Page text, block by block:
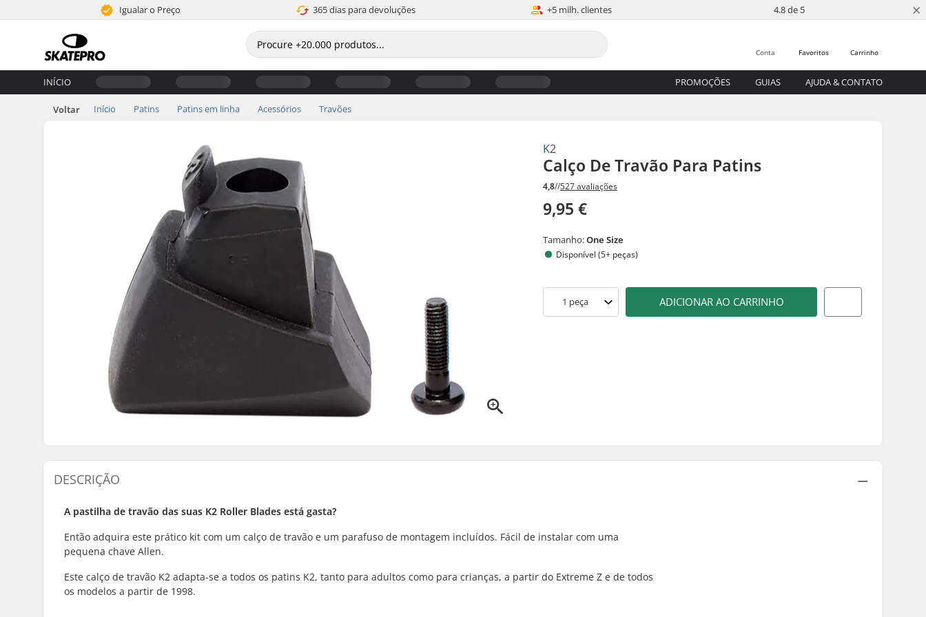
Igualar o Preço 365 dias para devoluções +5 milh. clientes 4.8 de 5 ×
Carrinho
Favoritos
Conta
INÍCIO PROMOÇÕES GUIAS AJUDA & CONTATO
Voltar Início Patins Patins em linha Acessórios Travões
K2
Calço De Travão Para Patins
4,8//527 avaliações
9,95 €
Tamanho:One Size
Disponível (5+ peças)
1 peça ADICIONAR AO CARRINHO
DESCRIÇÃO
A pastilha de travão das suas K2 Roller Blades está gasta?
Então adquira este prático kit com um calço de travão e um parafuso de montagem incluídos. Fácil de instalar com uma
pequena chave Allen.
Este calço de travão K2 adapta-se a todos os patins K2, tanto para adultos como para crianças, a partir do Extreme Z e de todos
os modelos a partir de 1998.